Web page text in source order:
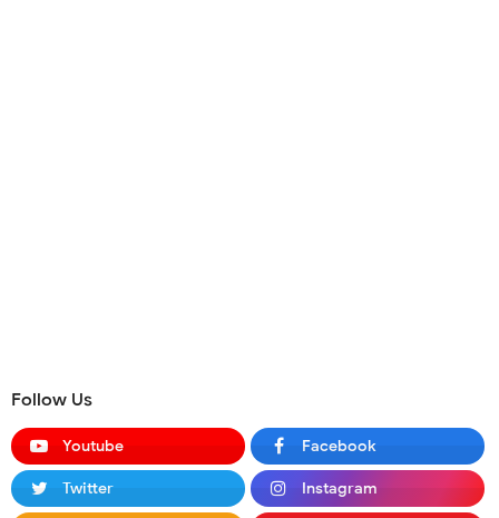
Follow Us
Youtube Facebook
Twitter Instagram